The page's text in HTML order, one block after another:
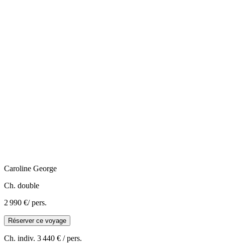
Caroline George
Ch. double
2 990 €/ pers.
Réserver ce voyage
Ch. indiv. 3 440 € / pers.